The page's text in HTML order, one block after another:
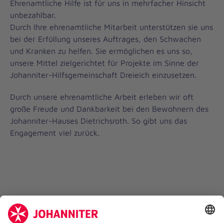
Ehrenamtliche Hilfe ist für uns in mehrfacher Hinsicht
unbezahlbar.
Durch Ihre ehrenamtliche Mitarbeit unterstützen sie uns
bei der Erfüllung unseres Auftrages, den Schwachen
und Kranken zu helfen. Sie ermöglichen es uns so,
unsere Mittel zielgerichtet für Projekte im Sinne der
Johanniter-Hilfsgemeinschaft Dreieich einzusetzen.
Durch unsere ehrenamtliche Arbeit erleben wir oft
große Freude und Dankbarkeit bei den Bewohnern des
Johanniter-Hauses Dietrichsroth. So gibt uns das
Engagement viel zurück.